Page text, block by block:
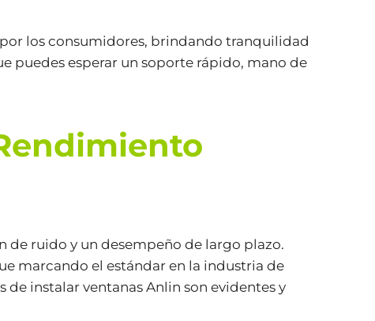
los consumidores, brindando tranquilidad
puedes esperar un soporte rápido, mano de
de ruido y un desempeño de largo plazo.
marcando el estándar en la industria de
instalar ventanas Anlin son evidentes y